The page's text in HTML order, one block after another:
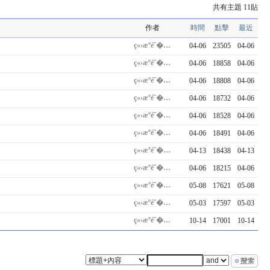
共有主題 11貼
作者 時間 點擊 最近
ç«‹æºé˜�… 04-06 23505
04-06
ç«‹æºé˜�…
04-06 18858
04-06
ç«‹æºé˜�…
04-06 18808
04-06
ç«‹æºé˜�…
04-06 18732
04-06
ç«‹æºé˜�…
04-06 18528
04-06
ç«‹æºé˜�…
04-06 18491
04-06
ç«‹æºé˜�…
04-13 18438
04-13
ç«‹æºé˜�…
04-06 18215
04-06
ç«‹æºé˜�…
05-08 17621
05-08
ç«‹æºé˜�…
05-03 17597
05-03
ç«‹æºé˜�…
10-14 17001 10-14